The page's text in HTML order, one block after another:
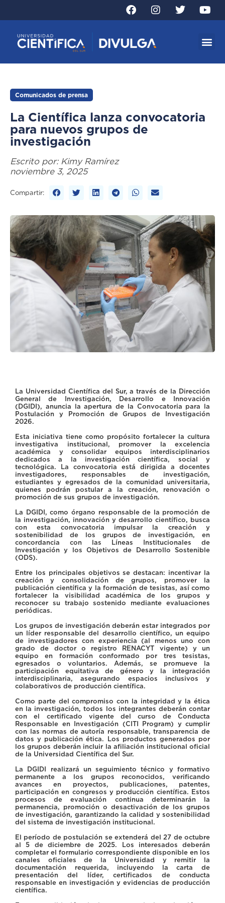
Comunicados de prensa
La Científica lanza convocatoria
para nuevos grupos de
investigación
Escrito por: Kimy Ramírez
noviembre 3, 2025
Compartir:
La Universidad Científica del Sur, a través de la Dirección
General de Investigación, Desarrollo e Innovación
(DGIDI), anuncia la apertura de la Convocatoria para la
Postulación y Promoción de Grupos de Investigación
2026.
Esta iniciativa tiene como propósito fortalecer la cultura
investigativa institucional, promover la excelencia
académica y consolidar equipos interdisciplinarios
dedicados a la investigación científica, social y
tecnológica. La convocatoria está dirigida a docentes
investigadores, responsables de investigación,
estudiantes y egresados de la comunidad universitaria,
quienes podrán postular a la creación, renovación o
promoción de sus grupos de investigación.
La DGIDI, como órgano responsable de la promoción de
la investigación, innovación y desarrollo científico, busca
con esta convocatoria impulsar la creación y
sostenibilidad de los grupos de investigación, en
concordancia con las Líneas Institucionales de
Investigación y los Objetivos de Desarrollo Sostenible
(ODS).
Entre los principales objetivos se destacan: incentivar la
creación y consolidación de grupos, promover la
publicación científica y la formación de tesistas, así como
fortalecer la visibilidad académica de los grupos y
reconocer su trabajo sostenido mediante evaluaciones
periódicas.
Los grupos de investigación deberán estar integrados por
un líder responsable del desarrollo científico, un equipo
de investigadores con experiencia (al menos uno con
grado de doctor o registro RENACYT vigente) y un
equipo en formación conformado por tres tesistas,
egresados o voluntarios. Además, se promueve la
participación equitativa de género y la integración
interdisciplinaria, asegurando espacios inclusivos y
colaborativos de producción científica.
Como parte del compromiso con la integridad y la ética
en la investigación, todos los integrantes deberán contar
con el certificado vigente del curso de Conducta
Responsable en Investigación (CITI Program) y cumplir
con las normas de autoría responsable, transparencia de
datos y publicación ética. Los productos generados por
los grupos deberán incluir la afiliación institucional oficial
de la Universidad Científica del Sur.
La DGIDI realizará un seguimiento técnico y formativo
permanente a los grupos reconocidos, verificando
avances en proyectos, publicaciones, patentes,
participación en congresos y producción científica. Estos
procesos de evaluación continua determinarán la
permanencia, promoción o desactivación de los grupos
de investigación, garantizando la calidad y sostenibilidad
del sistema de investigación institucional.
El período de postulación se extenderá del 27 de octubre
al 5 de diciembre de 2025. Los interesados deberán
completar el formulario correspondiente disponible en los
canales oficiales de la Universidad y remitir la
documentación requerida, incluyendo la carta de
presentación del líder, certificados de conducta
responsable en investigación y evidencias de producción
científica.